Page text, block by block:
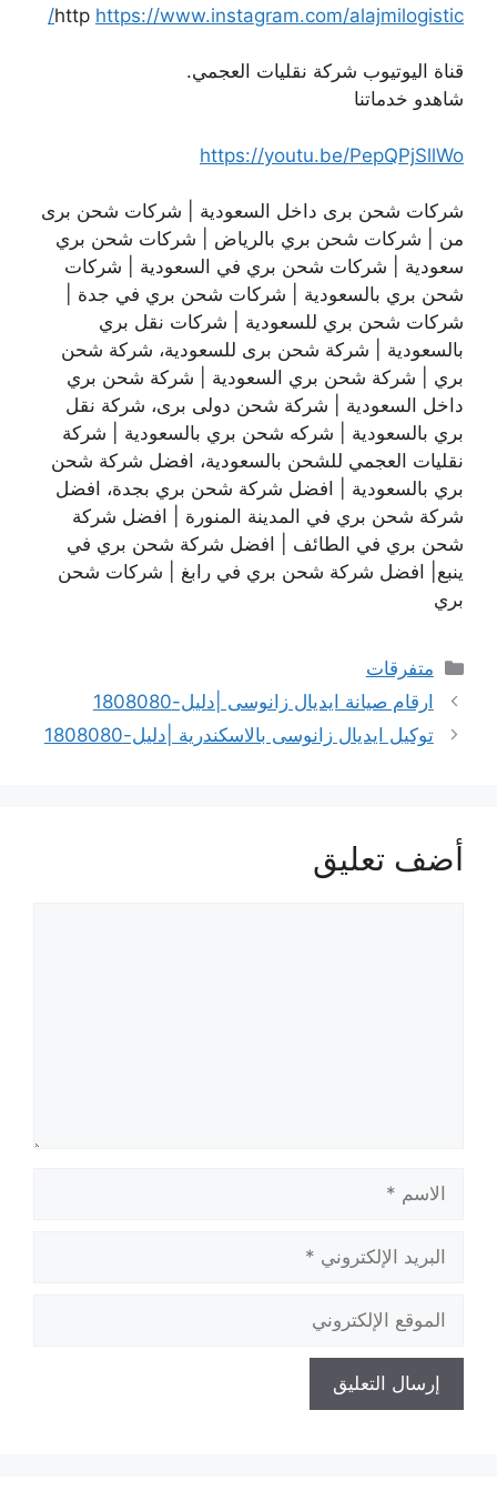
http https://www.instagram.com/alajmilogistic/
قناة اليوتيوب شركة نقليات العجمي.
شاهدو خدماتنا
https://youtu.be/PepQPjSllWo
شركات شحن برى داخل السعودية | شركات شحن برى
من | شركات شحن بري بالرياض | شركات شحن بري
سعودية | شركات شحن بري في السعودية | شركات
شحن بري بالسعودية | شركات شحن بري في جدة |
شركات شحن بري للسعودية | شركات نقل بري
بالسعودية | شركة شحن برى للسعودية، شركة شحن
بري | شركة شحن بري السعودية | شركة شحن بري
داخل السعودية | شركة شحن دولى برى، شركة نقل
بري بالسعودية | شركه شحن بري بالسعودية | شركة
نقليات العجمي للشحن بالسعودية، افضل شركة شحن
بري بالسعودية | افضل شركة شحن بري بجدة، افضل
شركة شحن بري في المدينة المنورة | افضل شركة
شحن بري في الطائف | افضل شركة شحن بري في
ينبع| افضل شركة شحن بري في رابغ | شركات شحن
بري
التصنيفات
متفرقات
ارقام صيانة ايديال زانوسى |دليل-1808080
توكيل ايديال زانوسى بالاسكندرية |دليل-1808080
أضف تعليق
الاسم
البريد
الإلكتروني
الموقع
الإلكتروني